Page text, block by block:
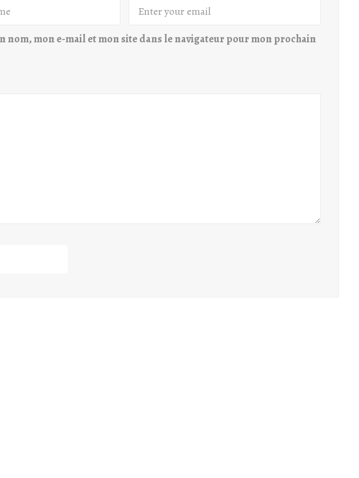
nom, mon e-mail et mon site dans le navigateur pour mon prochain